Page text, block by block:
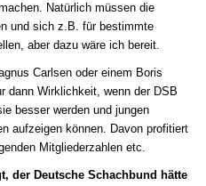
Natürlich müssen die
und sich z.B. für bestimmte
aber dazu wäre ich bereit.
Carlsen oder einem Boris
dann Wirklichkeit, wenn der DSB
besser werden und jungen
aufzeigen können. Davon profitiert
Mitgliederzahlen etc.
der Deutsche Schachbund hätte